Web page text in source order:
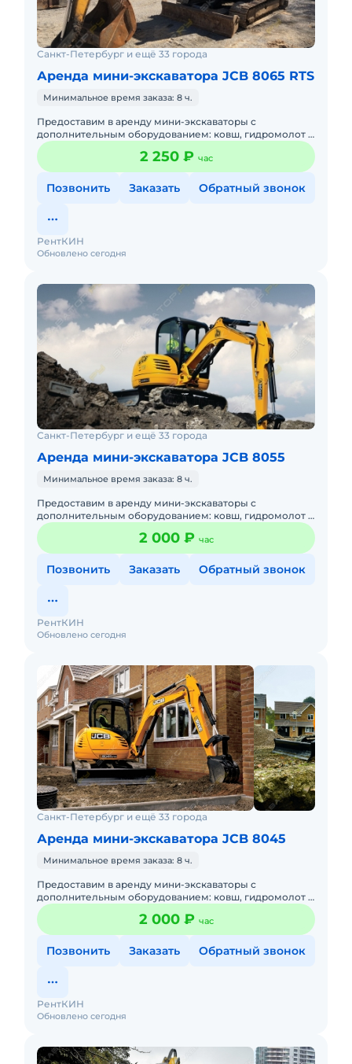
Санкт-Петербург и ещё 33 города
Аренда мини-экскаватора JCB 8065 RTS
Минимальное время заказа: 8 ч.
Предоставим в аренду мини-экскаваторы с
дополнительным оборудованием: ковш, гидромолот и
бур. Минимальный заказ спецтехники - одна смена, 7
часов работы + 1 час
2 250 ₽ час
Позвонить Заказать Обратный звонок
Обновлено сегодня
РентКИН
Санкт-Петербург и ещё 33 города
Аренда мини-экскаватора JCB 8055
Минимальное время заказа: 8 ч.
Предоставим в аренду мини-экскаваторы с
дополнительным оборудованием: ковш, гидромолот и
бур. Минимальный заказ спецтехники - одна смена, 7
часов работы + 1 час
2 000 ₽ час
Позвонить Заказать Обратный звонок
Обновлено сегодня
РентКИН
Санкт-Петербург и ещё 33 города
Аренда мини-экскаватора JCB 8045
Минимальное время заказа: 8 ч.
Предоставим в аренду мини-экскаваторы с
дополнительным оборудованием: ковш, гидромолот и
бур. Минимальный заказ спецтехники - одна смена 8ч,
доставка эвакуаторо2 000 ₽ час
Позвонить Заказать Обратный звонок
Обновлено сегодня
РентКИН